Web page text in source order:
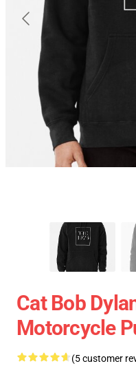
Cat Bob
Motorcycle
(5 customer